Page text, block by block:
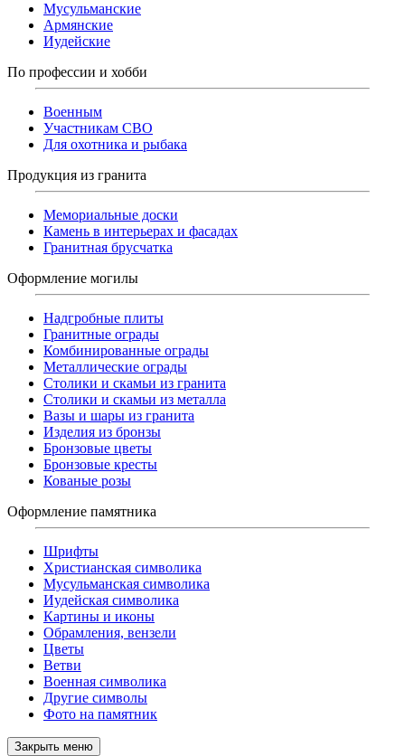
Мусульманские
Армянские
Иудейские
По профессии и хобби
Военным
Участникам СВО
Для охотника и рыбака
Продукция из гранита
Мемориальные доски
Камень в интерьерах и фасадах
Гранитная брусчатка
Оформление могилы
Надгробные плиты
Гранитные ограды
Комбинированные ограды
Металлические ограды
Столики и скамьи из гранита
Столики и скамьи из металла
Вазы и шары из гранита
Изделия из бронзы
Бронзовые цветы
Бронзовые кресты
Кованые розы
Оформление памятника
Шрифты
Христианская символика
Мусульманская символика
Иудейская символика
Картины и иконы
Обрамления, вензели
Цветы
Ветви
Военная символика
Другие символы
Фото на памятник
Закрыть меню